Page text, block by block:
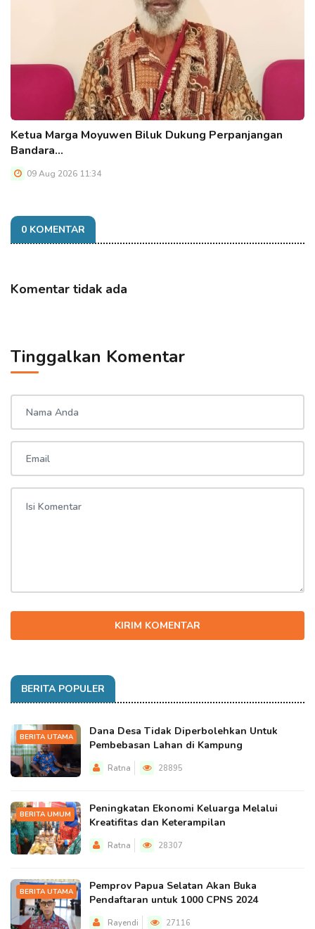
Ketua Marga Moyuwen Biluk Dukung Perpanjangan
Bandara…
09 Aug 2026 11:34
0 KOMENTAR
Komentar tidak ada
Tinggalkan Komentar
KIRIM KOMENTAR
BERITA POPULER
BERITA UTAMA
Dana Desa Tidak Diperbolehkan Untuk
Pembebasan Lahan di Kampung
Ratna 28895
BERITA UMUM
Peningkatan Ekonomi Keluarga Melalui
Kreatifitas dan Keterampilan
Ratna 28307
BERITA UTAMA
Pemprov Papua Selatan Akan Buka
Pendaftaran untuk 1000 CPNS 2024
Rayendi 27116